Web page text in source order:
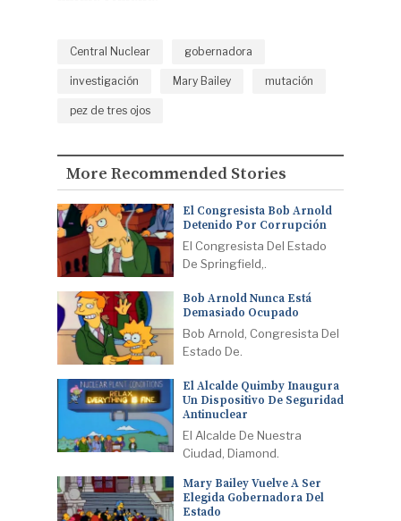
Central Nuclear gobernadora
investigación Mary Bailey mutación
pez de tres ojos
More Recommended Stories
El Congresista Bob Arnold
Detenido Por Corrupción
El Congresista Del Estado
De Springfield,.
Bob Arnold Nunca Está
Demasiado Ocupado
Bob Arnold, Congresista Del
Estado De.
El Alcalde Quimby Inaugura
Un Dispositivo De Seguridad
Antinuclear
El Alcalde De Nuestra
Ciudad, Diamond.
Mary Bailey Vuelve A Ser
Elegida Gobernadora Del
Estado